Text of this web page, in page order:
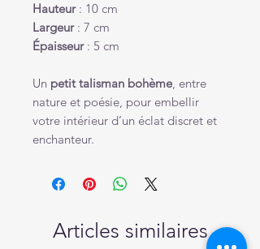
Hauteur: 10 cm
Largeur: 7 cm
Épaisseur: 5 cm
Un petit talisman bohème, entre
nature et poésie, pour embellir
votre intérieur d’un éclat discret et
enchanteur.
Articles similaires